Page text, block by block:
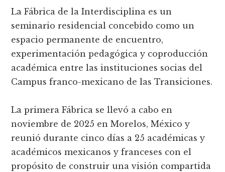
Transición
La Fábrica de la Interdisciplina es un
seminario residencial concebido como un
espacio permanente de encuentro,
experimentación pedagógica y coproducción
académica entre las instituciones socias del
Campus franco-mexicano de las Transiciones.
La primera Fábrica se llevó a cabo en
noviembre de 2025 en Morelos, México y
reunió durante cinco días a 25 académicas y
académicos mexicanos y franceses con el
propósito de construir una visión compartida